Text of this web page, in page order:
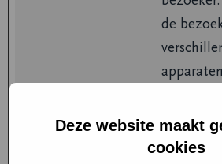
Deze website maakt
cookies
de
Google
Gebruikt
gegevens